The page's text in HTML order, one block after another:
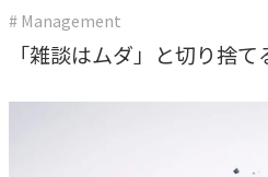
# Management
「雑談はムダ」と切り捨
ない。うちが報連相を”効率